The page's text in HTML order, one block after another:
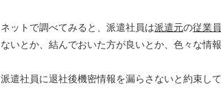
ネットで調べてみると、派遣社員は派遣元の従業員
ないとか、結んでおいた方が良いとか、色々な情
派遣社員に退社後機密情報を漏らさないと約束し